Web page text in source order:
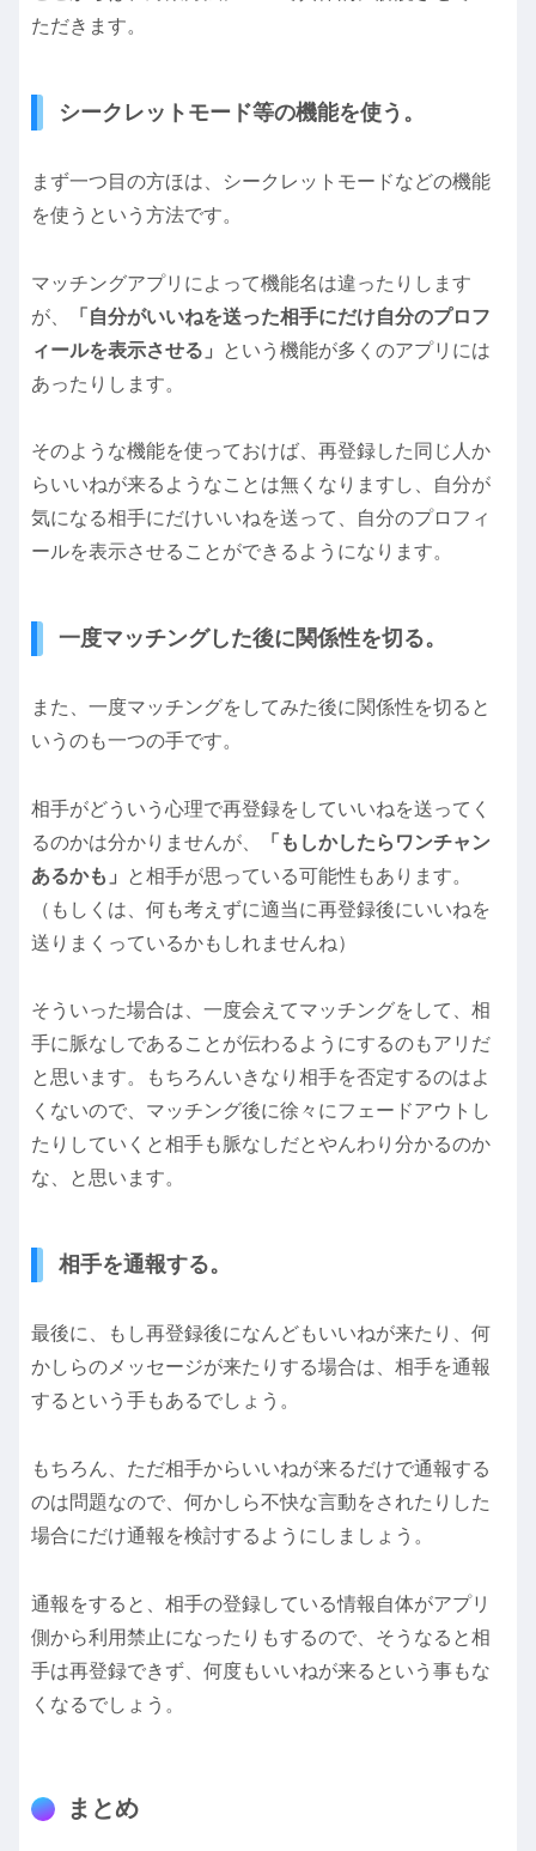
ただきます。
シークレットモード等の機能を使う。
まず一つ目の方ほは、シークレットモードなどの機能
を使うという方法です。
マッチングアプリによって機能名は違ったりします
が、
「自分がいいねを送った相手にだけ自分のプロフ
ィールを表示させる」
という機能が多くのアプリには
あったりします。
そのような機能を使っておけば、再登録した同じ人か
らいいねが来るようなことは無くなりますし、自分が
気になる相手にだけいいねを送って、自分のプロフィ
ールを表示させることができるようになります。
一度マッチングした後に関係性を切る。
また、一度マッチングをしてみた後に関係性を切ると
いうのも一つの手です。
相手がどういう心理で再登録をしていいねを送ってく
るのかは分かりませんが、
「もしかしたらワンチャン
あるかも」
と相手が思っている可能性もあります。
（もしくは、何も考えずに適当に再登録後にいいねを
送りまくっているかもしれませんね）
そういった場合は、一度会えてマッチングをして、相
手に脈なしであることが伝わるようにするのもアリだ
と思います。もちろんいきなり相手を否定するのはよ
くないので、マッチング後に徐々にフェードアウトし
たりしていくと相手も脈なしだとやんわり分かるのか
な、と思います。
相手を通報する。
最後に、もし再登録後になんどもいいねが来たり、何
かしらのメッセージが来たりする場合は、相手を通報
するという手もあるでしょう。
もちろん、ただ相手からいいねが来るだけで通報する
のは問題なので、何かしら不快な言動をされたりした
場合にだけ通報を検討するようにしましょう。
通報をすると、相手の登録している情報自体がアプリ
側から利用禁止になったりもするので、そうなると相
手は再登録できず、何度もいいねが来るという事もな
くなるでしょう。
まとめ